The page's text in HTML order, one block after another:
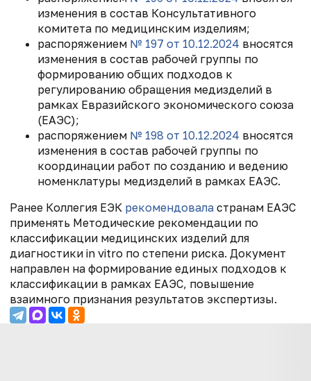
изменения в состав Консультативного
комитета по медицинским изделиям;
распоряжением № 197 от 10.12.2024 вносятся
изменения в состав рабочей группы по
формированию общих подходов к
регулированию обращения медизделий в
рамках Евразийского экономического союза
(ЕАЭС);
распоряжением № 198 от 10.12.2024 вносятся
изменения в состав рабочей группы по
координации работ по созданию и ведению
номенклатуры медизделий в рамках ЕАЭС.
Ранее Коллегия ЕЭК рекомендовала странам ЕАЭС
применять Методические рекомендации по
классификации медицинских изделий для
диагностики in vitro по степени риска. Документ
направлен на формирование единых подходов к
классификации в рамках ЕАЭС, повышение
взаимного признания результатов экспертизы.